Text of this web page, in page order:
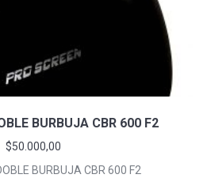
BURBUJA CBR 600 F2
$50.000,00
BURBUJA CBR 600 F2